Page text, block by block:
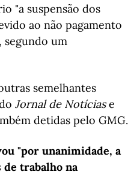
"a suspensão dos
ao não pagamento
segundo um
semelhantes
Jornal de Notíciase
detidas pelo GMG.
"por unanimidade, a
de trabalho na